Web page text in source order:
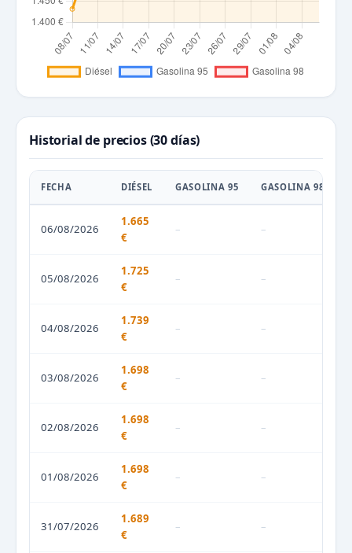
Historial de precios (30 días)
FECHA DIÉSEL GASOLINA 95 GASOLINA 98
06/08/2026
1.665
€
– –
05/08/2026
1.725
€
– –
04/08/2026
1.739
€
– –
03/08/2026
1.698
€
– –
02/08/2026
1.698
€
– –
01/08/2026
1.698
€
– –
31/07/2026
1.689
€
– –